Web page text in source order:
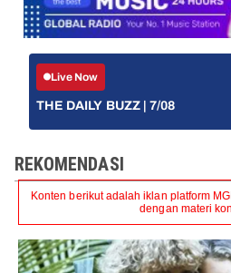
Live Now
THE DAILY BUZZ | 7/08